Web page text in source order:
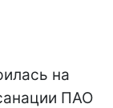
на
ПАО